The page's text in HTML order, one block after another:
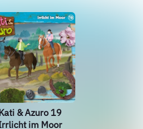
& Azuro 19
im Moor